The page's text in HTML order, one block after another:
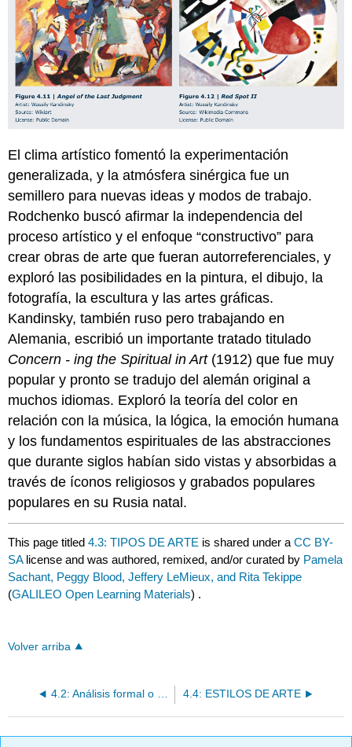
El clima artístico fomentó la experimentación
generalizada, y la atmósfera sinérgica fue un
semillero para nuevas ideas y modos de trabajo.
Rodchenko buscó afirmar la independencia del
proceso artístico y el enfoque “constructivo” para
crear obras de arte que fueran autorreferenciales, y
exploró las posibilidades en la pintura, el dibujo, la
fotografía, la escultura y las artes gráficas.
Kandinsky, también ruso pero trabajando en
Alemania, escribió un importante tratado titulado
Concern - ing the Spiritual in Art(1912) que fue muy
popular y pronto se tradujo del alemán original a
muchos idiomas. Exploró la teoría del color en
relación con la música, la lógica, la emoción humana
y los fundamentos espirituales de las abstracciones
que durante siglos habían sido vistas y absorbidas a
través de íconos religiosos y grabados populares
populares en su Rusia natal.
This page titled4.3: TIPOS DE ARTE is shared under aCC BY-
SA license and was authored, remixed, and/or curated by Pamela
Sachant, Peggy Blood, Jeffery LeMieux, and Rita Tekippe
(GALILEO Open Learning Materials) .
Volver arriba
4.4: ESTILOS DE ARTE